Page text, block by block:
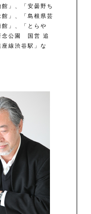
」、「安曇野ち
」、「島根県芸
」、「とらや
念公園 国営 追
線渋谷駅」な